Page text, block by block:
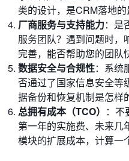
类的设计，是CRM落地的
厂商服务与支持能力：是
服务团队？遇到问题时，
完善，能否帮助您的团队
数据安全与合规性：系统
否通过了国家信息安全等
据备份和恢复机制是怎样
总拥有成本（TCO） ：
第一年的实施费、未来几
模块的扩展成本，计算一